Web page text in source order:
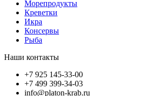
Морепродукты
Креветки
Икра
Консервы
Рыба
Наши контакты
+7 925 145-33-00
+7 499 399-34-03
info@platon-krab.ru